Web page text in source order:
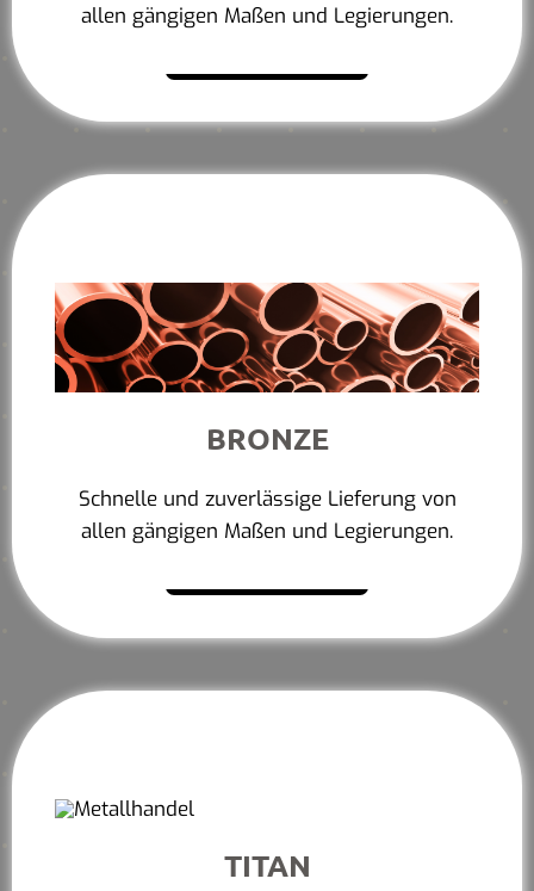
allen gängigen Maßen und Legierungen.
BRONZE
Schnelle und zuverlässige Lieferung von
allen gängigen Maßen und Legierungen.
TITAN